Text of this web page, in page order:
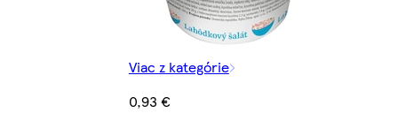
Viac z kategórie
0,93 €